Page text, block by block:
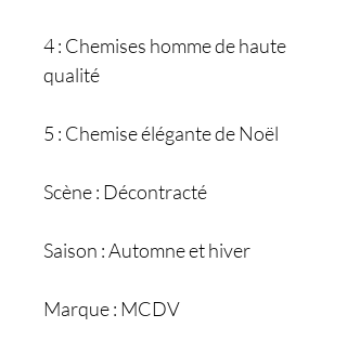
4 : Chemises homme de haute
qualité
5 : Chemise élégante de Noël
Scène : Décontracté
Saison : Automne et hiver
Marque : MCDV